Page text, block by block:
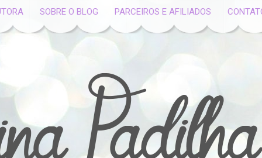
SOBRE O BLOG PARCEIROS E AFILIADOS